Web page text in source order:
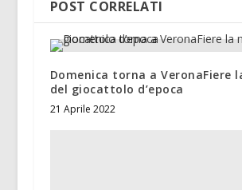
POST CORRELATI
Domenica torna a VeronaFiere
del giocattolo d’epoca
21 Aprile 2022